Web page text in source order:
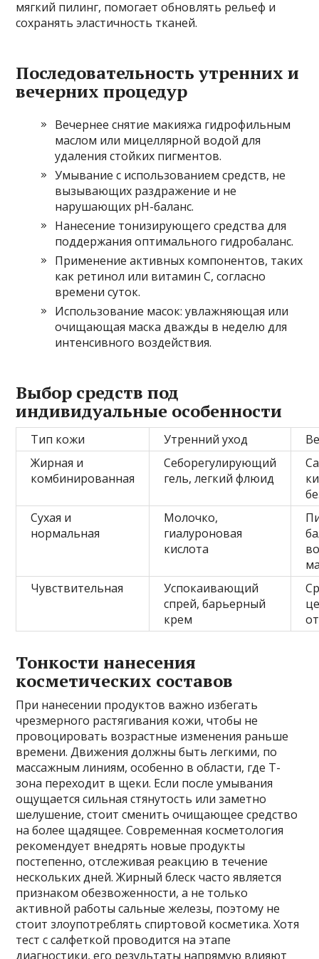
мягкий пилинг, помогает обновлять рельеф и
сохранять эластичность тканей.
Последовательность утренних и
вечерних процедур
Вечернее снятие макияжа гидрофильным
маслом или мицеллярной водой для
удаления стойких пигментов.
Умывание с использованием средств, не
вызывающих раздражение и не
нарушающих pH-баланс.
Нанесение тонизирующего средства для
поддержания оптимального гидробаланс.
Применение активных компонентов, таких
как ретинол или витамин С, согласно
времени суток.
Использование масок: увлажняющая или
очищающая маска дважды в неделю для
интенсивного воздействия.
Выбор средств под
индивидуальные особенности
Тип кожи Утренний уход
Жирная и
комбинированная
Себорегулирующий
гель, легкий флюид
Сухая и
нормальная
Молочко,
гиалуроновая
кислота
Чувствительная
Успокаивающий
спрей, барьерный
крем
Тонкости нанесения
косметических составов
При нанесении продуктов важно избегать
чрезмерного растягивания кожи, чтобы не
провоцировать возрастные изменения раньше
времени. Движения должны быть легкими, по
массажным линиям, особенно в области, где Т-
зона переходит в щеки. Если после умывания
ощущается сильная стянутость или заметно
шелушение, стоит сменить очищающее средство
на более щадящее. Современная косметология
рекомендует внедрять новые продукты
постепенно, отслеживая реакцию в течение
нескольких дней. Жирный блеск часто является
признаком обезвоженности, а не только
активной работы сальные железы, поэтому не
стоит злоупотреблять спиртовой косметика. Хотя
тест с салфеткой проводится на этапе
диагностики, его результаты напрямую влияют